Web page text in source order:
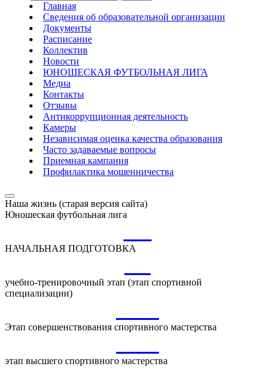
Главная
Сведения об образовательной организации
Документы
Расписание
Коллектив
Новости
ЮНОШЕСКАЯ ФУТБОЛЬНАЯ ЛИГА
Медиа
Контакты
Отзывы
Антикоррупционная деятельность
Камеры
Независимая оценка качества образования
Часто задаваемые вопросы
Приемная кампания
Профилактика мошенничества
Наша жизнь (старая версия сайта)
Юношеская футбольная лига
НАЧАЛЬНАЯ ПОДГОТОВКА
учебно-тренировочный этап (этап спортивной
специализации)
Этап совершенствования спортивного мастерства
этап высшего спортивного мастерства